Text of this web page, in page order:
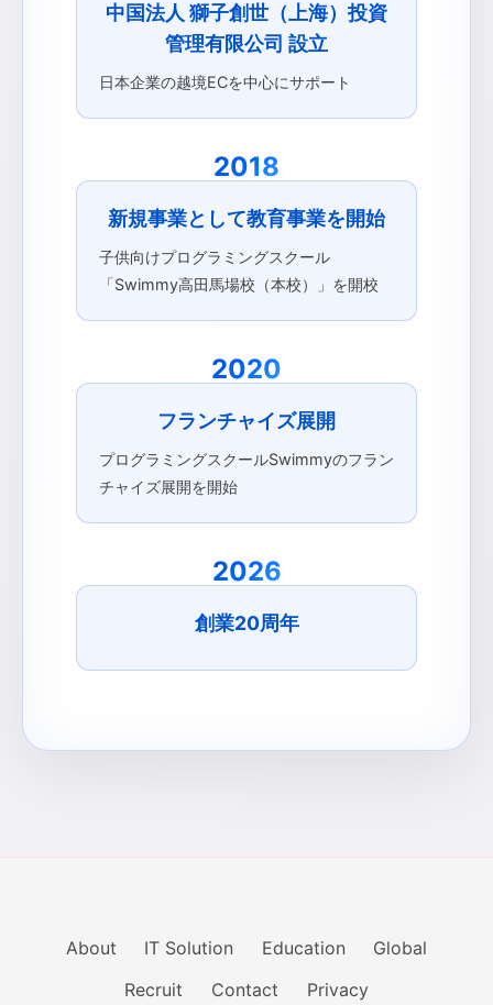
中国法人 獅子創世（上海）投資
管理有限公司 設立
日本企業の越境ECを中心にサポート
2018
新規事業として教育事業を開始
子供向けプログラミングスクール
「Swimmy高田馬場校（本校）」を開校
2020
フランチャイズ展開
プログラミングスクールSwimmyのフラン
チャイズ展開を開始
2026
創業20周年
About IT Solution Education
Global
Recruit
Contact Privacy